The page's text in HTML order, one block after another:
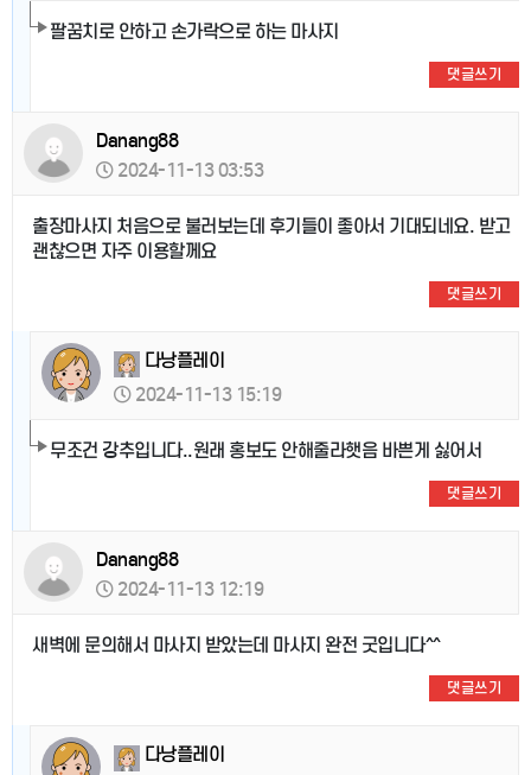
팔꿈치로 안하고 손가락으로 하는 마사지
댓글쓰기
Danang88
2024-11-13 03:53
출장마사지 처음으로 불러보는데 후기들이 좋아서 기대되네요. 받고
괜찮으면 자주 이용할께요
댓글쓰기
다낭플레이
2024-11-13 15:19
무조건 강추입니다..원래 홍보도 안해줄라햇음 바쁜게 싫어서
댓글쓰기
Danang88
2024-11-13 12:19
새벽에 문의해서 마사지 받았는데 마사지 완전 굿입니다^^
댓글쓰기
다낭플레이